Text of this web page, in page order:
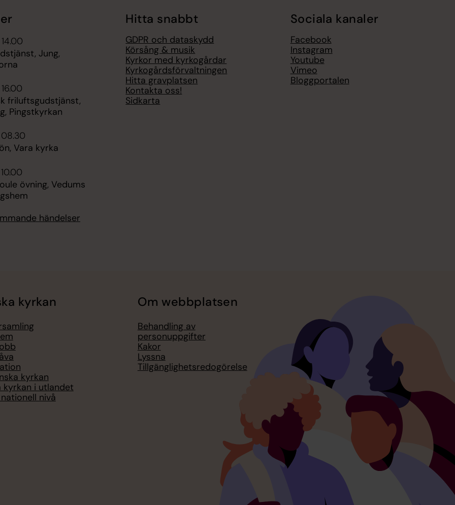
Jung,
friluftsgudstjänst,
Pingstkyrkan
08.30
Vara kyrka
övning, Vedums
händelser
Hitta snabbt
GDPR och dataskydd
Körsång & musik
Kyrkor med kyrkogårdar
Kyrkogårdsförvaltningen
Hitta gravplatsen
Kontakta oss!
Sidkarta
Sociala kanaler
Facebook
Instagram
Youtube
Vimeo
Bloggportalen
kyrkan
kyrkan
kyrkan i utlandet
nivå
Om webbplatsen
Behandling av
personuppgifter
Kakor
Lyssna
Tillgänglighetsredogörelse